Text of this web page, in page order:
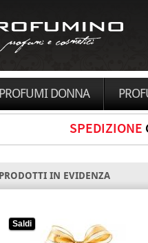
PROFUMI DONNA
SPEDIZIONE
PRODOTTI IN EVIDENZA
Saldi